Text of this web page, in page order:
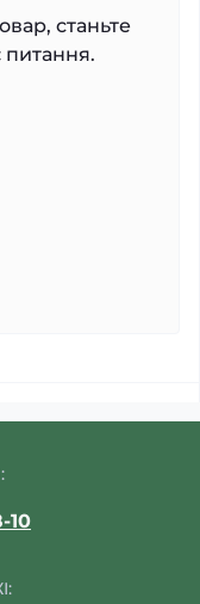
станьте
питання.
10